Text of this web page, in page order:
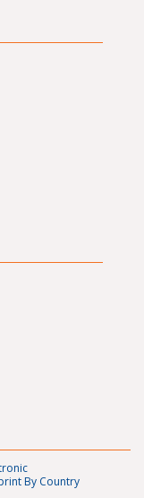
By Country